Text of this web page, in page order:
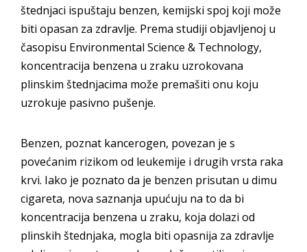
štednjaci ispuštaju benzen, kemijski spoj koji može
biti opasan za zdravlje. Prema studiji objavljenoj u
časopisu Environmental Science & Technology,
koncentracija benzena u zraku uzrokovana
plinskim štednjacima može premašiti onu koju
uzrokuje pasivno pušenje.
Benzen, poznat kancerogen, povezan je s
povećanim rizikom od leukemije i drugih vrsta raka
krvi. Iako je poznato da je benzen prisutan u dimu
cigareta, nova saznanja upućuju na to da bi
koncentracija benzena u zraku, koja dolazi od
plinskih štednjaka, mogla biti opasnija za zdravlje